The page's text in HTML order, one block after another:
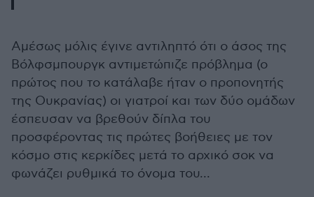
Αμέσως μόλις έγινε αντιληπτό ότι ο άσος της
Βόλφσμπουργκ αντιμετώπιζε πρόβλημα (ο
πρώτος που το κατάλαβε ήταν ο προπονητής
της Ουκρανίας) οι γιατροί και των δύο ομάδων
έσπευσαν να βρεθούν δίπλα του
προσφέροντας τις πρώτες βοήθειες με τον
κόσμο στις κερκίδες μετά το αρχικό σοκ να
φωνάζει ρυθμικά το όνομα του...